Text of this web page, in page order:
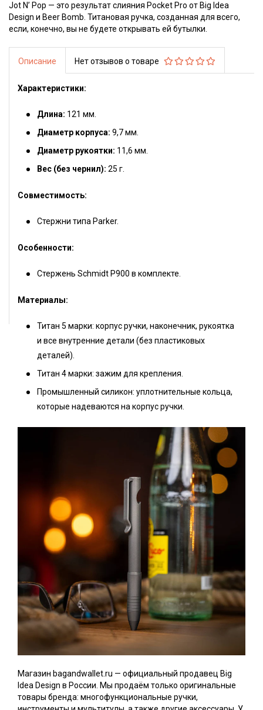
Jot N’ Pop — это результат слияния Pocket Pro от Big Idea
Design и Beer Bomb. Титановая ручка, созданная для всего,
если, конечно, вы не будете открывать ей бутылки.
Описание Нет отзывов о товаре
Характеристики:
Длина: 121 мм.
Диаметр корпуса: 9,7 мм.
Диаметр рукоятки: 11,6 мм.
Вес (без чернил): 25 г.
Совместимость:
Стержни типа Parker.
Особенности:
Стержень Schmidt P900 в комплекте.
Материалы:
Титан 5 марки: корпус ручки, наконечник, рукоятка
и все внутренние детали (без пластиковых
деталей).
Титан 4 марки: зажим для крепления.
Промышленный силикон: уплотнительные кольца,
которые надеваются на корпус ручки.
Магазин bagandwallet.ru — официальный продавец Big
Idea Design в России. Мы продаём только оригинальные
товары бренда: многофункциональные ручки,